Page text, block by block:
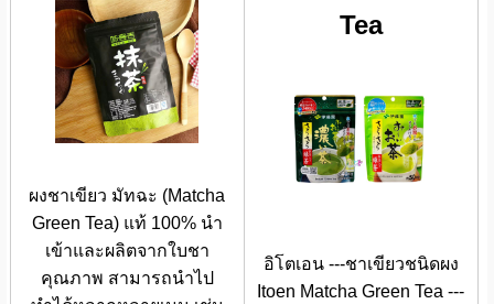
ผงชาเขียว มัทฉะ (Matcha
Green Tea) แท้ 100% นำ
เข้าและผลิตจากใบชา
คุณภาพ สามารถนำไป
Tea
อิโตเอน ---ชาเขียวชนิดผง
Itoen Matcha Green Tea ---